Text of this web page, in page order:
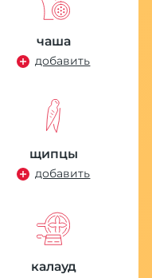
чаша
добавить
щипцы
добавить
калауд